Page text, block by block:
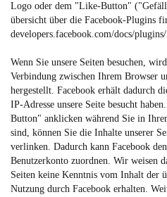
Logo oder dem "Like-Button"
übersicht über die Facebook-Plugins
developers.facebook.com/docs/plugins/
Wenn Sie unsere Seiten besuchen,
Verbindung zwischen Ihrem Browser
hergestellt. Facebook erhält dadurch
IP-Adresse unsere Seite besucht
Button" anklicken während Sie in
sind, können Sie die Inhalte unserer
verlinken. Dadurch kann Facebook
Benutzerkonto zuordnen. Wir weisen
Seiten keine Kenntnis vom Inhalt der
Nutzung durch Facebook erhalten.